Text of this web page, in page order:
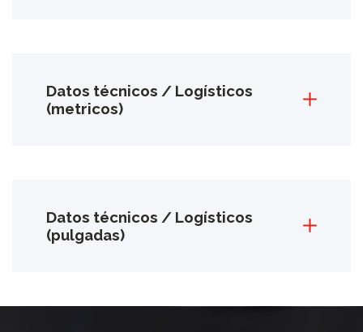
Datos técnicos / Logísticos
(metricos)
Datos técnicos / Logísticos
(pulgadas)